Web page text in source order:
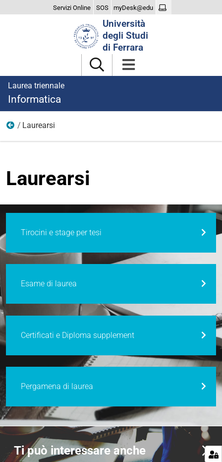
Servizi Online SOS myDesk@edu
Università
degli Studi
di Ferrara
Laurea triennale
Informatica
Home
Laurearsi
Laurearsi
Tirocini e stage per tesi
Esame di laurea
Certificati e Diploma supplement
Pergamena di laurea
Ti può interessare anche